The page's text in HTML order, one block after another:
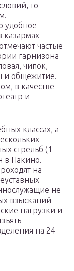
то
удобное –
казармах
частые
гарнизона
чипок,
и общежитие.
в качестве
и
классах, а
стрельб (1
в Пакино.
на
не
взысканий
нагрузки и
на 24